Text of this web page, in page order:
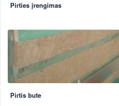
Pirties įrengimas
Pirtis bute